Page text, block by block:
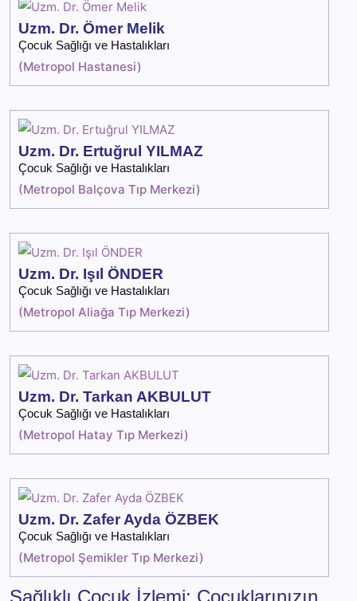
Uzm. Dr. Ömer Melik
Çocuk Sağlığı ve Hastalıkları
(Metropol Hastanesi)
Uzm. Dr. Ertuğrul YILMAZ
Çocuk Sağlığı ve Hastalıkları
(Metropol Balçova Tıp Merkezi)
Uzm. Dr. Işıl ÖNDER
Çocuk Sağlığı ve Hastalıkları
(Metropol Aliağa Tıp Merkezi)
Uzm. Dr. Tarkan AKBULUT
Çocuk Sağlığı ve Hastalıkları
(Metropol Hatay Tıp Merkezi)
Uzm. Dr. Zafer Ayda ÖZBEK
Çocuk Sağlığı ve Hastalıkları
(Metropol Şemikler Tıp Merkezi)
Sağlıklı Çocuk İzlemi: Çocuklarınızın